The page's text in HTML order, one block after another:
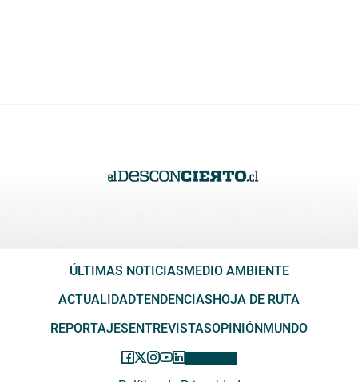
ÚLTIMAS NOTICIAS MEDIO AMBIENTE
ACTUALIDADTENDENCIAS HOJA DE RUTA
REPORTAJES ENTREVISTASOPINIÓN MUNDO